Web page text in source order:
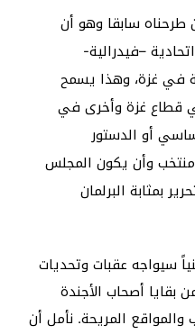
طرحناه سابقا وهو أن
–فيدرالية-
في غزة، وهذا يسمح
قطاع غزة وأخرى في
أو الدستور
وأن يكون المجلس
بمثابة البرلمان
سيواجه عقبات وتحديات
أصحاب الأجندة
والمواقع المريحة. نأمل أن